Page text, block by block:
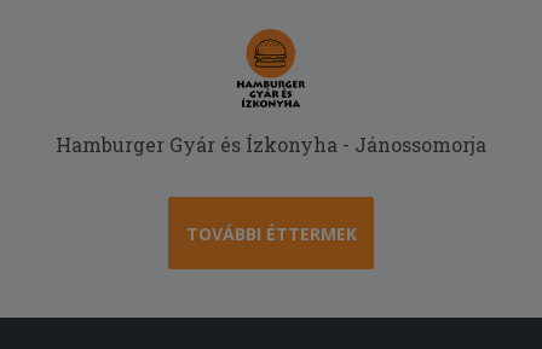
Hamburger Gyár és Ízkonyha - Jánossomorja
TOVÁBBI ÉTTERMEK